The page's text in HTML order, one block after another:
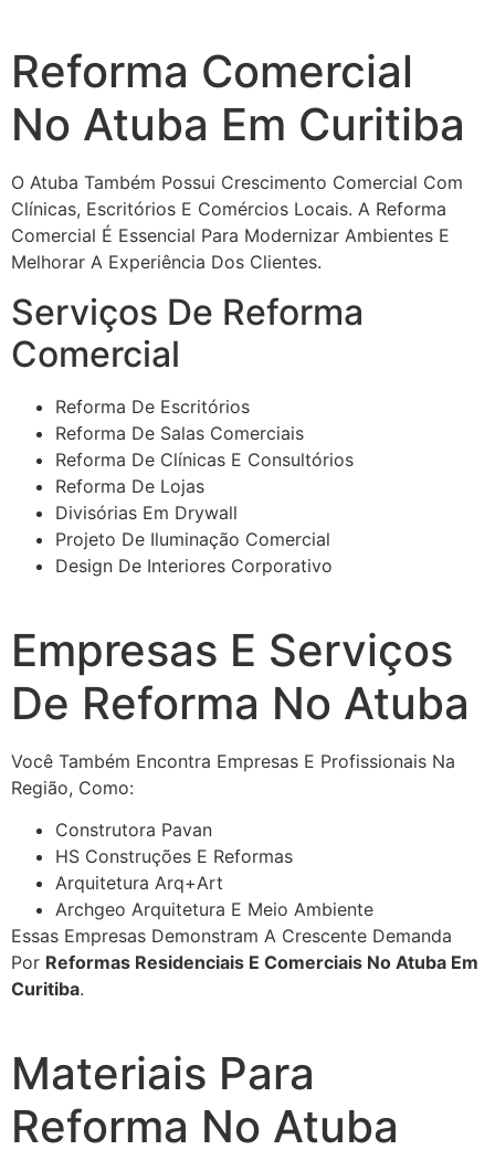
Reforma Comercial
No Atuba Em Curitiba
O Atuba Também Possui Crescimento Comercial Com
Clínicas, Escritórios E Comércios Locais. A Reforma
Comercial É Essencial Para Modernizar Ambientes E
Melhorar A Experiência Dos Clientes.
Serviços De Reforma
Comercial
Reforma De Escritórios
Reforma De Salas Comerciais
Reforma De Clínicas E Consultórios
Reforma De Lojas
Divisórias Em Drywall
Projeto De Iluminação Comercial
Design De Interiores Corporativo
Empresas E Serviços
De Reforma No Atuba
Você Também Encontra Empresas E Profissionais Na
Região, Como:
Construtora Pavan
HS Construções E Reformas
Arquitetura Arq+Art
Archgeo Arquitetura E Meio Ambiente
Essas Empresas Demonstram A Crescente Demanda
Por Reformas Residenciais E Comerciais No Atuba Em
Curitiba.
Materiais Para
Reforma No Atuba